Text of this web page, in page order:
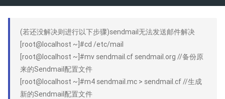
(若还没解决则进行以下步骤)sendmail无法发送邮件解决
[root@localhost ~]#cd /etc/mail
[root@localhost ~]#mv sendmail.cf sendmail.org //备份原
来的Sendmail配置文件
[root@localhost ~]#m4 sendmail.mc > sendmail.cf //生成
新的Sendmail配置文件